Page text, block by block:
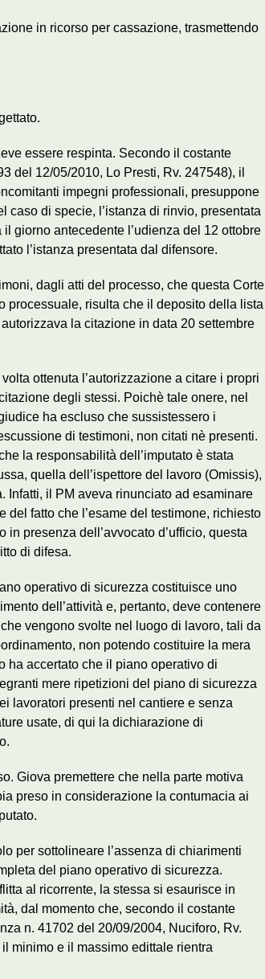
in ricorso per cassazione, trasmettendo
essere respinta. Secondo il costante
del 12/05/2010, Lo Presti, Rv. 247548), il
impegni professionali, presuppone
caso di specie, l’istanza di rinvio, presentata
giorno antecedente l’udienza del 12 ottobre
l’istanza presentata dal difensore.
dagli atti del processo, che questa Corte
processuale, risulta che il deposito della lista
la citazione in data 20 settembre
ottenuta l’autorizzazione a citare i propri
degli stessi. Poichè tale onere, nel
ha escluso che sussistessero i
di testimoni, non citati nè presenti.
la responsabilità dell’imputato è stata
quella dell’ispettore del lavoro (Omissis),
Infatti, il PM aveva rinunciato ad esaminare
fatto che l’esame del testimone, richiesto
presenza dell’avvocato d’ufficio, questa
di difesa.
operativo di sicurezza costituisce uno
dell’attività e, pertanto, deve contenere
vengono svolte nel luogo di lavoro, tali da
non potendo costituire la mera
ha accertato che il piano operativo di
mere ripetizioni del piano di sicurezza
lavoratori presenti nel cantiere e senza
usate, di qui la dichiarazione di
Giova premettere che nella parte motiva
preso in considerazione la contumacia ai
per sottolineare l’assenza di chiarimenti
del piano operativo di sicurezza.
al ricorrente, la stessa si esaurisce in
dal momento che, secondo il costante
n. 41702 del 20/09/2004, Nuciforo, Rv.
minimo e il massimo edittale rientra